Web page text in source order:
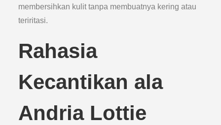
membersihkan kulit tanpa membuatnya kering atau
teriritasi.
Rahasia
Kecantikan ala
Andria Lottie